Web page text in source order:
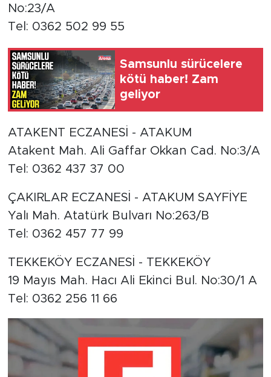
No:23/A
Tel: 0362 502 99 55
Samsunlu sürücelere
kötü haber! Zam
geliyor
ATAKENT ECZANESİ - ATAKUM
Atakent Mah. Ali Gaffar Okkan Cad. No:3/A
Tel: 0362 437 37 00
ÇAKIRLAR ECZANESİ - ATAKUM SAYFİYE
Yalı Mah. Atatürk Bulvarı No:263/B
Tel: 0362 457 77 99
TEKKEKÖY ECZANESİ - TEKKEKÖY
19 Mayıs Mah. Hacı Ali Ekinci Bul. No:30/1 A
Tel: 0362 256 11 66